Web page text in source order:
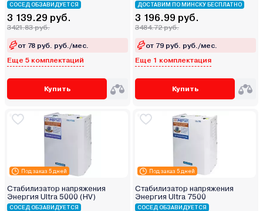
СОСЕД ОБЗАВИДУЕТСЯ
3 139.29 руб.
3421.83 руб.
от 78 руб. руб./мес.
Еще 5 комплектаций
Купить
ДОСТАВИМ ПО МИНСКУ БЕСПЛАТНО
3 196.99 руб.
3484.72 руб.
от 79 руб. руб./мес.
Еще 1 комплектация
Купить
Под заказ 5 дней
Стабилизатор напряжения
Энергия Ultra 5000 (HV)
СОСЕД ОБЗАВИДУЕТСЯ
Под заказ 5 дней
Стабилизатор напряжения
Энергия Ultra 7500
СОСЕД ОБЗАВИДУЕТСЯ